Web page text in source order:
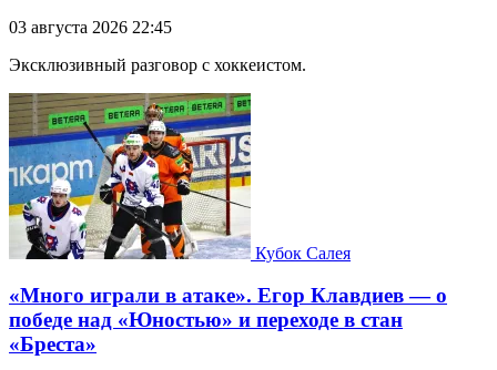
03 августа 2026 22:45
Эксклюзивный разговор с хоккеистом.
Кубок Салея
«Много играли в атаке». Егор Клавдиев — о
победе над «Юностью» и переходе в стан
«Бреста»